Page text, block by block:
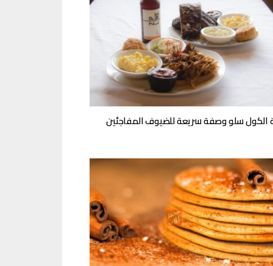
سلو وصفة سريعة للضيوف المفاجئين